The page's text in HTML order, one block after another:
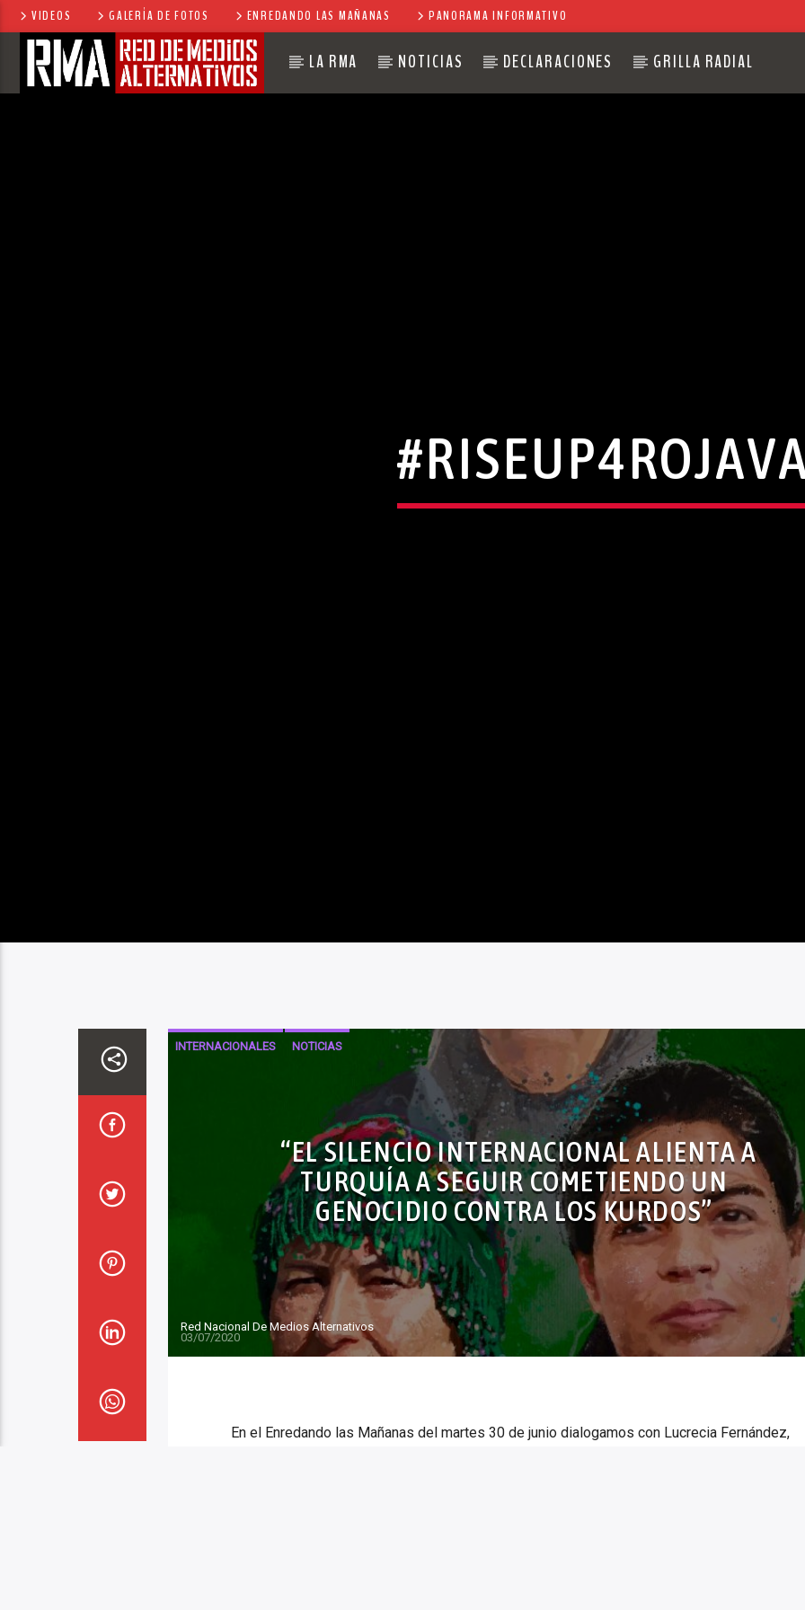
VIDEOS GALERÍA DE FOTOS ENREDANDO LAS MAÑANAS PANORAMA INFORMATIVO
LA RMA NOTICIAS DECLARACIONES GRILLA RADIAL
INTERNACIONALES NOTICIAS
“EL SILENCIO INTERNACIONAL ALIENTA A
TURQUÍA A SEGUIR COMETIENDO UN
GENOCIDIO CONTRA LOS KURDOS”
Red Nacional De Medios Alternativos
03/07/2020
En el Enredando las Mañanas del martes 30 de junio dialogamos con Lucrecia Fernández,